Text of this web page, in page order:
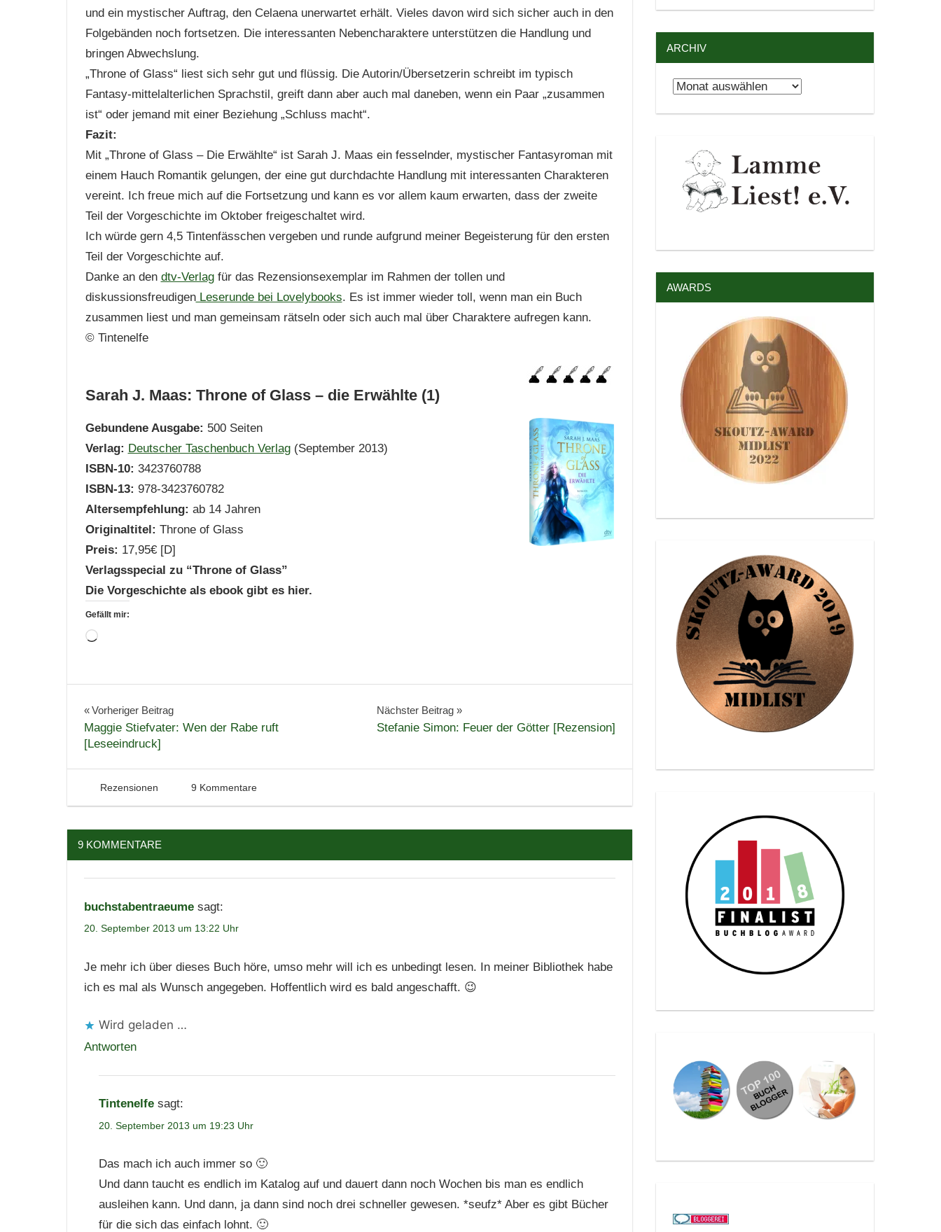
und ein mystischer Auftrag, den Celaena unerwartet erhält. Vieles davon wird sich sicher auch in den
Folgebänden noch fortsetzen. Die interessanten Nebencharaktere unterstützen die Handlung und
bringen Abwechslung.
„Throne of Glass“ liest sich sehr gut und flüssig. Die Autorin/Übersetzerin schreibt im typisch
Fantasy-mittelalterlichen Sprachstil, greift dann aber auch mal daneben, wenn ein Paar „zusammen
ist“ oder jemand mit einer Beziehung „Schluss macht“.
Fazit:
Mit „Throne of Glass – Die Erwählte“ ist Sarah J. Maas ein fesselnder, mystischer Fantasyroman mit
einem Hauch Romantik gelungen, der eine gut durchdachte Handlung mit interessanten Charakteren
vereint. Ich freue mich auf die Fortsetzung und kann es vor allem kaum erwarten, dass der zweite
Teil der Vorgeschichte im Oktober freigeschaltet wird.
Ich würde gern 4,5 Tintenfässchen vergeben und runde aufgrund meiner Begeisterung für den ersten
Teil der Vorgeschichte auf.
Danke an den dtv-Verlagfür das Rezensionsexemplar im Rahmen der tollen und
diskussionsfreudigenLeserunde bei Lovelybooks. Es ist immer wieder toll, wenn man ein Buch
zusammen liest und man gemeinsam rätseln oder sich auch mal über Charaktere aufregen kann.
© Tintenelfe
Sarah J. Maas: Throne of Glass – die Erwählte (1)
Gebundene Ausgabe: 500 Seiten
Verlag: Deutscher Taschenbuch Verlag(September 2013)
ISBN-10: 3423760788
ISBN-13: 978-3423760782
Altersempfehlung: ab 14 Jahren
Originaltitel: Throne of Glass
Preis: 17,95€ [D]
Verlagsspecial zu “Throne of Glass”
Die Vorgeschichte als ebook gibt es hier.
Gefällt mir:
Wird
Beitragsnavigation
Vorheriger Beitrag
Maggie Stiefvater: Wen der Rabe ruft
[Leseeindruck]
Nächster Beitrag
Stefanie Simon: Feuer der Götter [Rezension]
20. September 2013
Tintenhain
Rezensionen 9 Kommentare
9 KOMMENTARE
buchstabentraeume sagt:
20. September 2013 um 13:22 Uhr
Je mehr ich über dieses Buch höre, umso mehr will ich es unbedingt lesen. In meiner Bibliothek habe
ich es mal als Wunsch angegeben. Hoffentlich wird es bald angeschafft. 😉
Wird geladen …
Antworten
Tintenelfe sagt:
20. September 2013 um 19:23 Uhr
Das mach ich auch immer so 🙂
Und dann taucht es endlich im Katalog auf und dauert dann noch Wochen bis man es endlich
ausleihen kann. Und dann, ja dann sind noch drei schneller gewesen. *seufz* Aber es gibt Bücher
für die sich das einfach lohnt. 🙂
ARCHIV
Archiv
AWARDS